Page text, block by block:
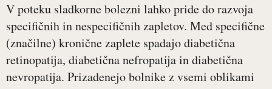
V poteku sladkorne bolezni lahko pride do razvoja
specifičnih in nespecifičnih zapletov. Med specifične
(značilne) kronične zaplete spadajo diabetična
retinopatija, diabetična nefropatija in diabetična
nevropatija. Prizadenejo bolnike z vsemi oblikami